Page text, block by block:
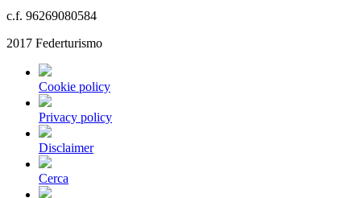
c.f. 96269080584
2017 Federturismo
Cookie policy
Privacy policy
Disclaimer
Cerca